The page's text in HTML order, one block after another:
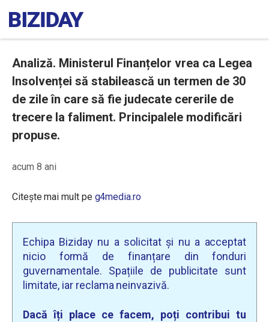
Analiză. Ministerul Finanțelor vrea ca Legea
Insolvenței să stabilească un termen de 30
de zile în care să fie judecate cererile de
trecere la faliment. Principalele modificări
propuse.
acum 8 ani
Citește mai mult pe g4media.ro
Echipa Biziday nu a solicitat și nu a acceptat
nicio formă de finanțare din fonduri
guvernamentale. Spațiile de publicitate sunt
limitate, iar reclama neinvazivă.
Dacă îți place ce facem, poți contribui tu